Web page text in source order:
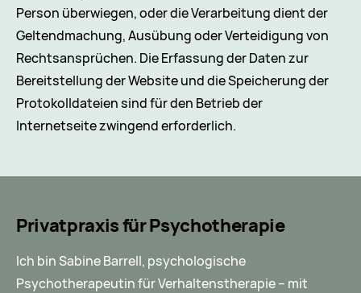
Person überwiegen, oder die Verarbeitung dient der
Geltendmachung, Ausübung oder Verteidigung von
Rechtsansprüchen. Die Erfassung der Daten zur
Bereitstellung der Website und die Speicherung der
Protokolldateien sind für den Betrieb der
Internetseite zwingend erforderlich.
Privatpraxis für Psychotherapie
Ich bin Sabine Barrell, psychologische
Psychotherapeutin für Verhaltenstherapie – mit